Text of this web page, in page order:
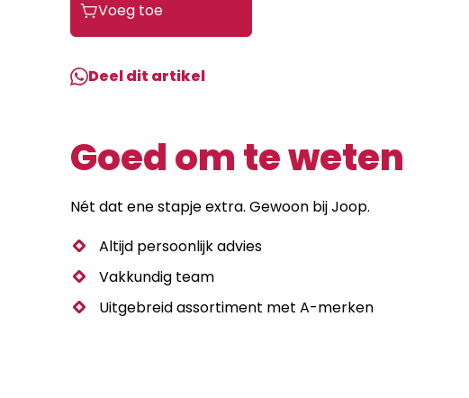
Voeg toe
Deel dit artikel
Goed om te weten
Nét dat ene stapje extra. Gewoon bij Joop.
Altijd persoonlijk advies
Vakkundig team
Uitgebreid assortiment met A-merken